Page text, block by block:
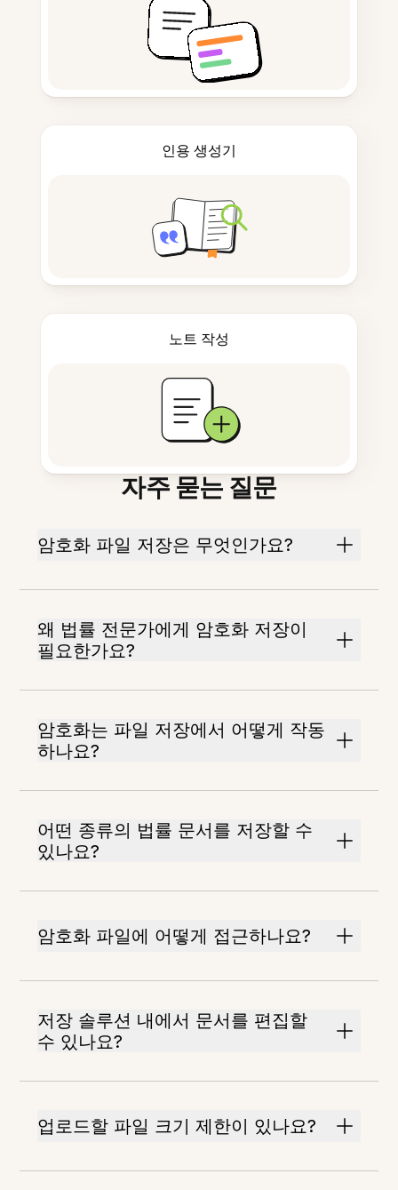
인용 생성기
노트 작성
자주 묻는 질문
암호화 파일 저장은 무엇인가요?
왜 법률 전문가에게 암호화 저장이
필요한가요?
암호화는 파일 저장에서 어떻게 작동
하나요?
어떤 종류의 법률 문서를 저장할 수
있나요?
암호화 파일에 어떻게 접근하나요?
저장 솔루션 내에서 문서를 편집할
수 있나요?
업로드할 파일 크기 제한이 있나요?